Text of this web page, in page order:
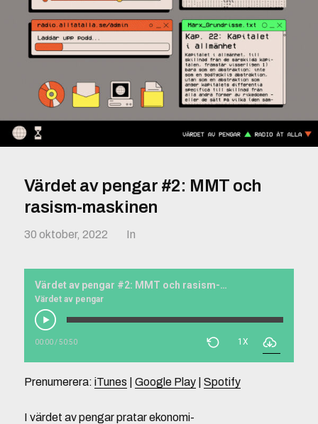
Värdet av pengar #2: MMT och
rasism-maskinen
30 oktober, 2022 In
Värdet av pengar #2: MMT och rasism-maskinen
Värdet av pengar
00:00/50:50 1X
Prenumerera: iTunes Google Play| Spotify
I värdet av pengar pratar ekonomi-